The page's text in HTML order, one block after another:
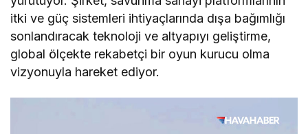
itki ve güç sistemleri ihtiyaçlarında dışa bağımlığı
sonlandıracak teknoloji ve altyapıyı geliştirme,
global ölçekte rekabetçi bir oyun kurucu olma
vizyonuyla hareket ediyor.